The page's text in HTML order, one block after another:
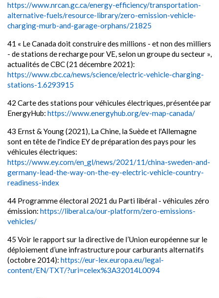
https://www.nrcan.gc.ca/energy-efficiency/transportation-
alternative-fuels/resource-library/zero-emission-vehicle-
charging-murb-and-garage-orphans/21825
41 « Le Canada doit construire des millions - et non des milliers
- de stations de recharge pour VE, selon un groupe du secteur »,
actualités de CBC (21 décembre 2021):
https://www.cbc.ca/news/science/electric-vehicle-charging-
stations-1.6293915
42 Carte des stations pour véhicules électriques, présentée par
EnergyHub: https://www.energyhub.org/ev-map-canada/
43 Ernst & Young (2021), La Chine, la Suède et l'Allemagne
sont en tête de l'indice EY de préparation des pays pour les
véhicules électriques:
https://www.ey.com/en_gl/news/2021/11/china-sweden-and-
germany-lead-the-way-on-the-ey-electric-vehicle-country-
readiness-index
44 Programme électoral 2021 du Parti libéral - véhicules zéro
émission: https://liberal.ca/our-platform/zero-emissions-
vehicles/
45 Voir le rapport sur la directive de l’Union européenne sur le
déploiement d’une infrastructure pour carburants alternatifs
(octobre 2014): https://eur-lex.europa.eu/legal-
content/EN/TXT/?uri=celex%3A32014L0094